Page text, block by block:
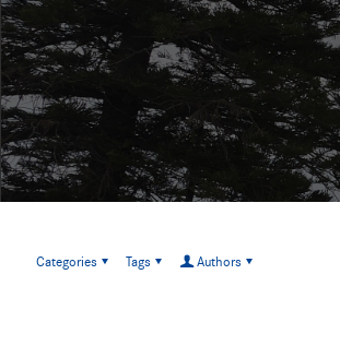
Categories Tags Authors